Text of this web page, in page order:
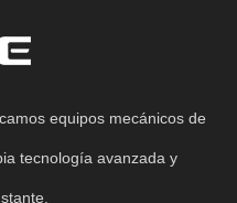
equipos mecánicos de
tecnología avanzada y